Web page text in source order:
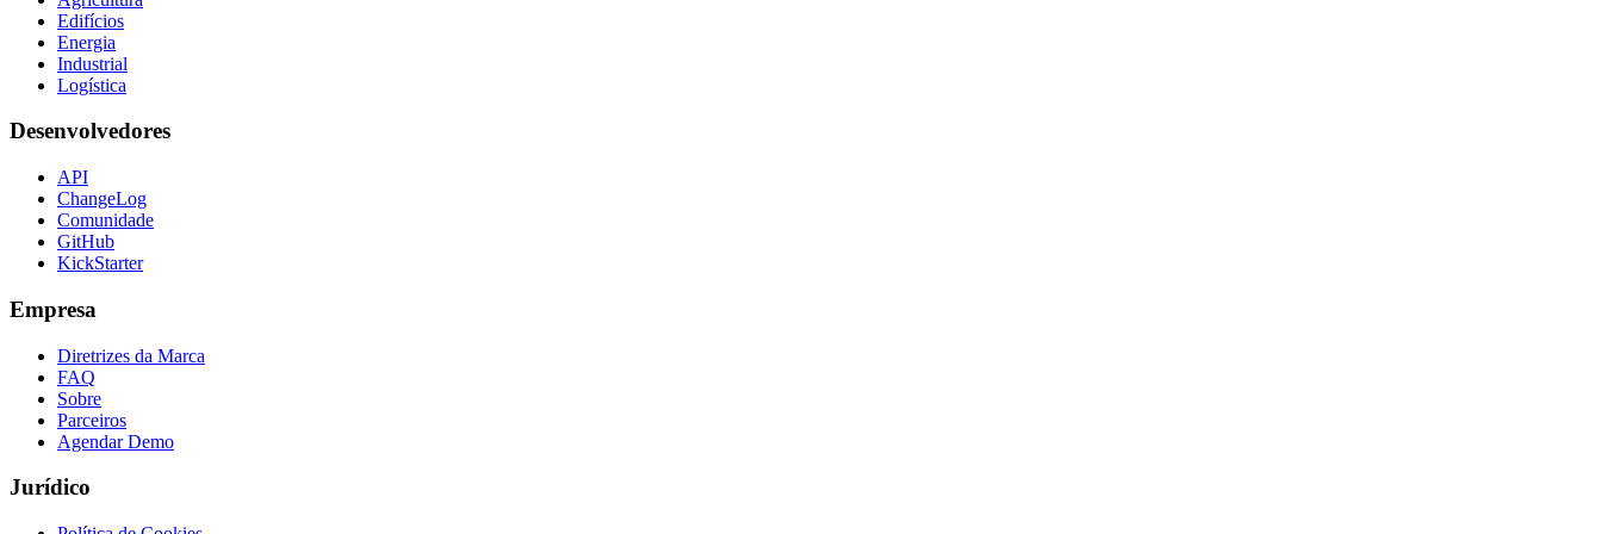
Edifícios
Energia
Industrial
Logística
Desenvolvedores
API
ChangeLog
Comunidade
GitHub
KickStarter
Empresa
Diretrizes da Marca
FAQ
Sobre
Parceiros
Agendar Demo
Jurídico